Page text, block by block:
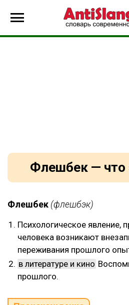
Флешбек — что
Флешбек (флешбэк)
Психологическое явление,
человека возникают
переживания прошлого
в литературе и кино
прошлого.